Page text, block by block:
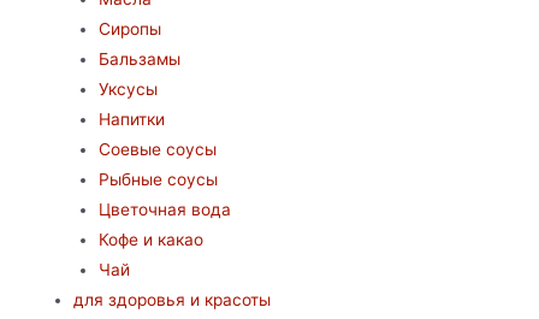
Сиропы
Бальзамы
Уксусы
Напитки
Соевые соусы
Рыбные соусы
Цветочная вода
Кофе и какао
Чай
для здоровья и красоты